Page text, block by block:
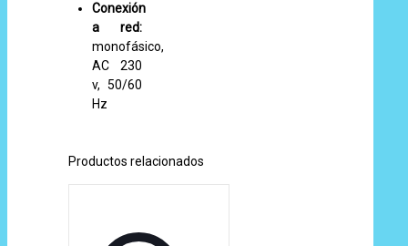
Conexión
a red:
monofásico,
AC 230
v, 50/60
Hz
Productos relacionados